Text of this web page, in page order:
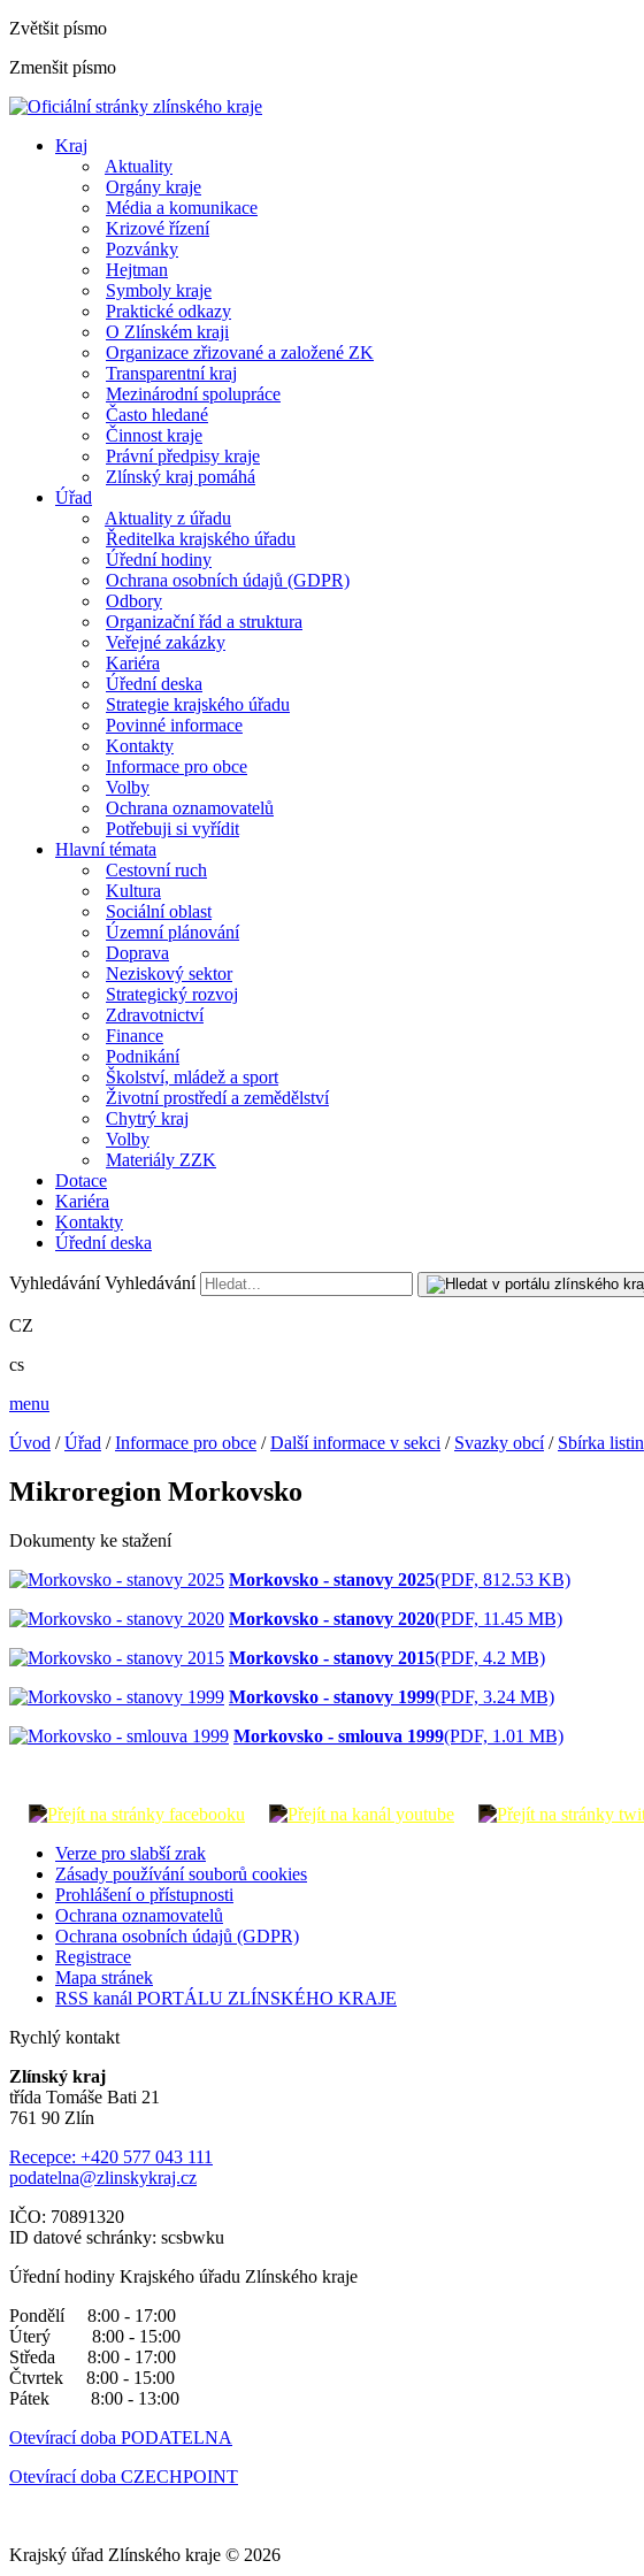
Zvětšit písmo
Zmenšit písmo
Kraj
Aktuality
Orgány kraje
Média a komunikace
Krizové řízení
Pozvánky
Hejtman
Symboly kraje
Praktické odkazy
O Zlínském kraji
Organizace zřizované a založené ZK
Transparentní kraj
Mezinárodní spolupráce
Často hledané
Činnost kraje
Právní předpisy kraje
Zlínský kraj pomáhá
Úřad
Aktuality z úřadu
Ředitelka krajského úřadu
Úřední hodiny
Ochrana osobních údajů (GDPR)
Odbory
Organizační řád a struktura
Veřejné zakázky
Kariéra
Úřední deska
Strategie krajského úřadu
Povinné informace
Kontakty
Informace pro obce
Volby
Ochrana oznamovatelů
Potřebuji si vyřídit
Hlavní témata
Cestovní ruch
Kultura
Sociální oblast
Územní plánování
Doprava
Neziskový sektor
Strategický rozvoj
Zdravotnictví
Finance
Podnikání
Školství, mládež a sport
Životní prostředí a zemědělství
Chytrý kraj
Volby
Materiály ZZK
Dotace
Kariéra
Kontakty
Úřední deska
Vyhledávání Vyhledávání
CZ
cs
menu
Úvod /Úřad /Informace pro obce /Další informace v sekci / Svazky obcí/ Sbírka listin
Mikroregion Morkovsko
Dokumenty ke stažení
Morkovsko - stanovy 2025(PDF, 812.53 KB)
Morkovsko - stanovy 2020(PDF, 11.45 MB)
Morkovsko - stanovy 2015(PDF, 4.2 MB)
Morkovsko - stanovy 1999(PDF, 3.24 MB)
Morkovsko - smlouva 1999(PDF, 1.01 MB)
Verze pro slabší zrak
Zásady používání souborů cookies
Prohlášení o přístupnosti
Ochrana oznamovatelů
Ochrana osobních údajů (GDPR)
Registrace
Mapa stránek
RSS kanál PORTÁLU ZLÍNSKÉHO KRAJE
Rychlý kontakt
Zlínský kraj
třída Tomáše Bati 21
761 90 Zlín
Recepce: +420 577 043 111
podatelna@zlinskykraj.cz
IČO: 70891320
ID datové schránky: scsbwku
Úřední hodiny Krajského úřadu Zlínského kraje
Pondělí 8:00 - 17:00
Úterý 8:00 - 15:00
Středa 8:00 - 17:00
Čtvrtek 8:00 - 15:00
Pátek 8:00 - 13:00
Otevírací doba PODATELNA
Otevírací doba CZECHPOINT
Krajský úřad Zlínského kraje © 2026